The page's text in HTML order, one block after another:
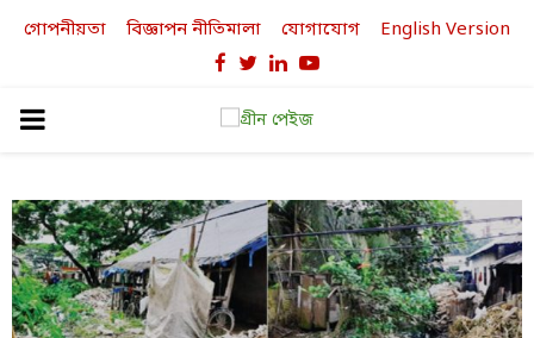
গোপনীয়তা বিজ্ঞাপন নীতিমালা যোগাযোগ English Version
Facebook
TwitterLinkedinYoutube
PRIMARY